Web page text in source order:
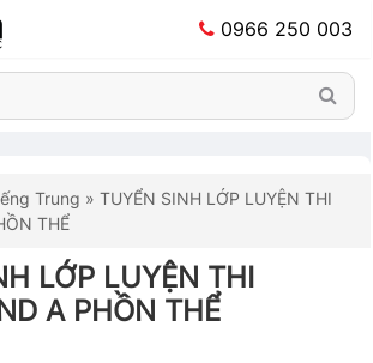
0966 250 003
Trung » TUYỂN SINH LỚP LUYỆN THI
THỂ
LỚP LUYỆN THI
A PHỒN THỂ